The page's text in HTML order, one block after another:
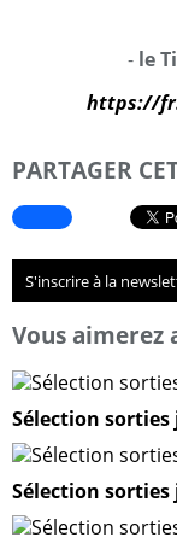
- le
https://
PARTAGER
S'inscrire à la
Vous aimerez
Sélection
Sélection sorties